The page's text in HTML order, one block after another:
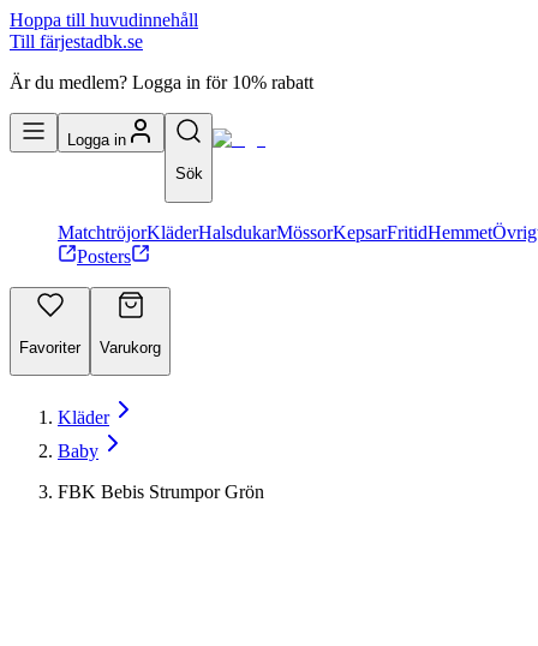
Hoppa till huvudinnehåll
Till färjestadbk.se
Är du medlem? Logga in för 10% rabatt
Logga in
Sök
MatchtröjorKläderHalsdukarMössorKepsarFritidHemmet
Posters
Favoriter Varukorg
Kläder
Baby
FBK Bebis Strumpor Grön